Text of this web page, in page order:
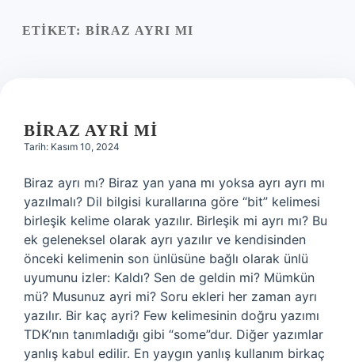
Yasal Uyarı
ETIKET: BIRAZ AYRI MI
BIRAZ AYRI MI
Tarih: Kasım 10, 2024
Biraz ayrı mı? Biraz yan yana mı yoksa ayrı ayrı mı
yazılmalı? Dil bilgisi kurallarına göre “bit” kelimesi
birleşik kelime olarak yazılır. Birleşik mi ayrı mı? Bu
ek geleneksel olarak ayrı yazılır ve kendisinden
önceki kelimenin son ünlüsüne bağlı olarak ünlü
uyumunu izler: Kaldı? Sen de geldin mi? Mümkün
mü? Musunuz ayri mi? Soru ekleri her zaman ayrı
yazılır. Bir kaç ayri? Few kelimesinin doğru yazımı
TDK’nın tanımladığı gibi “some”dur. Diğer yazımlar
yanlış kabul edilir. En yaygın yanlış kullanım birkaç